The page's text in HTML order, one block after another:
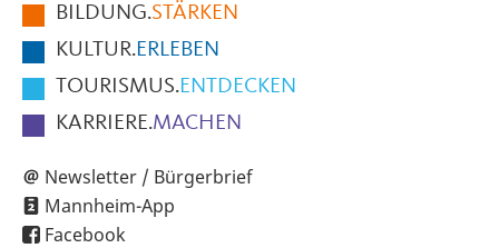
SeiteBILDUNG.STÄRKEN
KULTUR.ERLEBEN
TOURISMUS.ENTDECKEN
KARRIERE.MACHEN
Newsletter / Bürgerbrief
Mannheim-App
Facebook